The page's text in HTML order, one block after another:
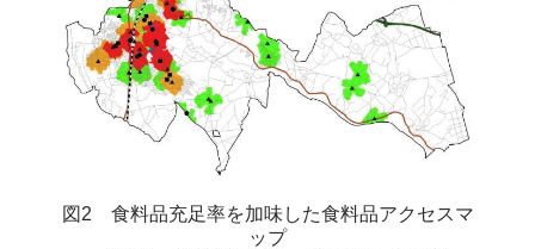
図2 食料品充足率を加味した食料品アクセスマ
ップ